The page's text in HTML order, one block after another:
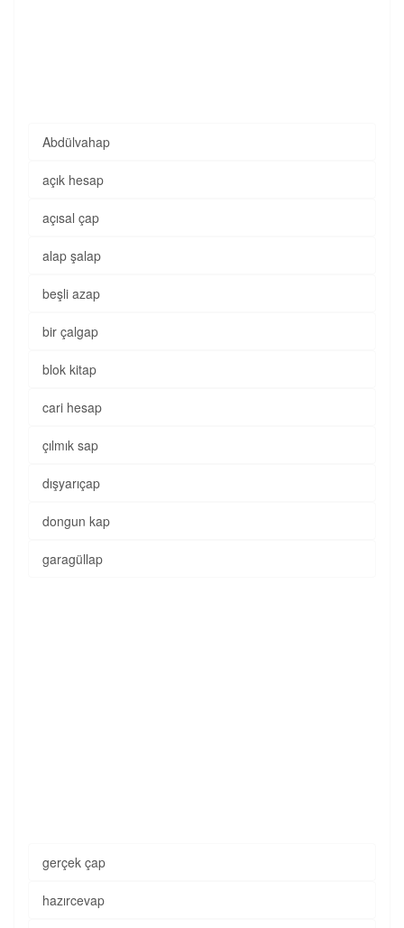
Abdülvahap
açık hesap
açısal çap
alap şalap
beşli azap
bir çalgap
blok kitap
cari hesap
çılmık sap
dışyarıçap
dongun kap
garagüllap
gerçek çap
hazırcevap